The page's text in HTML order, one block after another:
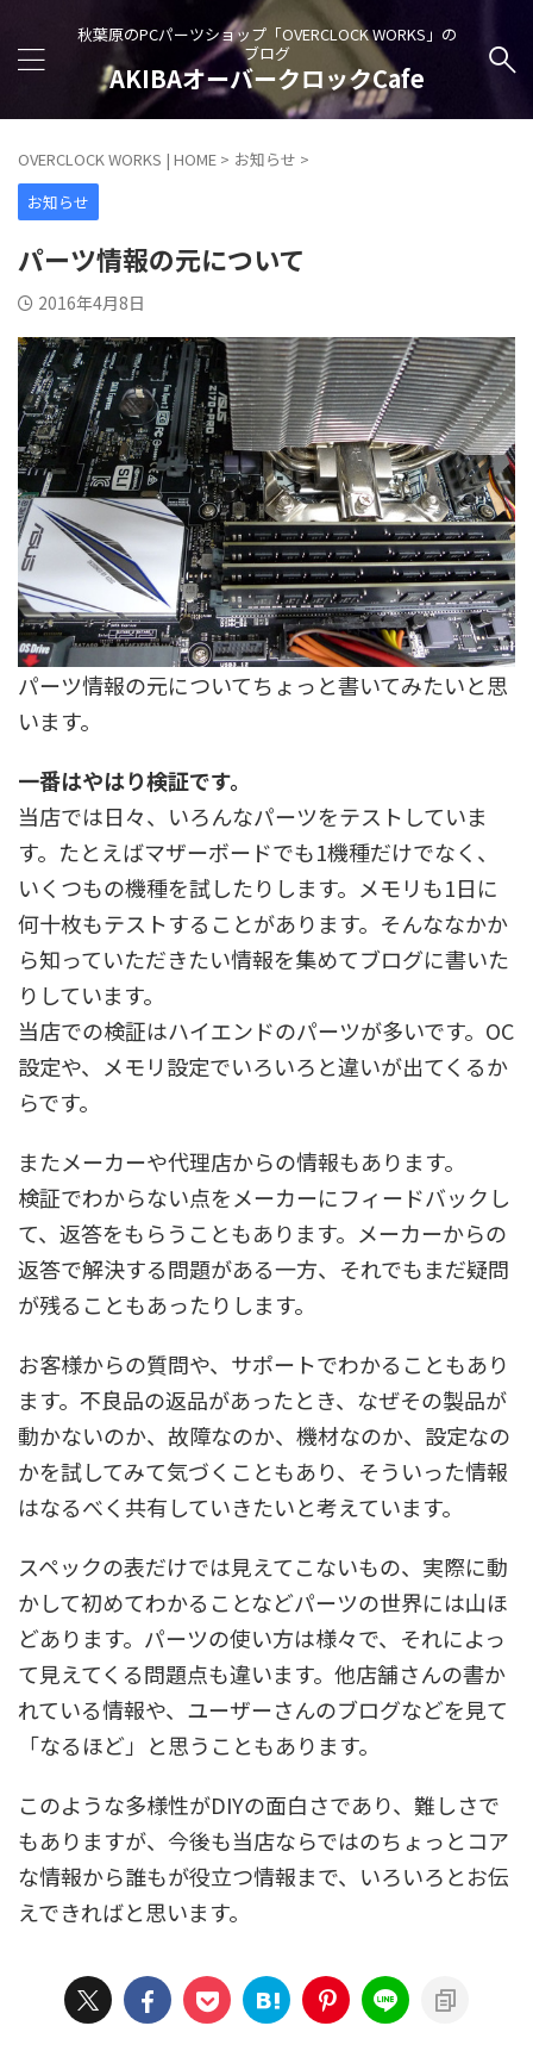
秋葉原のPCパーツショップ「OVERCLOCK WORKS」の
ブログ
AKIBAオーバークロックCafe
OVERCLOCK WORKS | HOME > お知らせ >
お知らせ
パーツ情報の元について
2016年4月8日
パーツ情報の元についてちょっと書いてみたいと思
います。
一番はやはり検証です。
当店では日々、いろんなパーツをテストしていま
す。たとえばマザーボードでも1機種だけでなく、
いくつもの機種を試したりします。メモリも1日に
何十枚もテストすることがあります。そんななかか
ら知っていただきたい情報を集めてブログに書いた
りしています。
当店での検証はハイエンドのパーツが多いです。OC
設定や、メモリ設定でいろいろと違いが出てくるか
らです。
またメーカーや代理店からの情報もあります。
検証でわからない点をメーカーにフィードバックし
て、返答をもらうこともあります。メーカーからの
返答で解決する問題がある一方、それでもまだ疑問
が残ることもあったりします。
お客様からの質問や、サポートでわかることもあり
ます。不良品の返品があったとき、なぜその製品が
動かないのか、故障なのか、機材なのか、設定なの
かを試してみて気づくこともあり、そういった情報
はなるべく共有していきたいと考えています。
スペックの表だけでは見えてこないもの、実際に動
かして初めてわかることなどパーツの世界には山ほ
どあります。パーツの使い方は様々で、それによっ
て見えてくる問題点も違います。他店舗さんの書か
れている情報や、ユーザーさんのブログなどを見て
「なるほど」と思うこともあります。
このような多様性がDIYの面白さであり、難しさで
もありますが、今後も当店ならではのちょっとコア
な情報から誰もが役立つ情報まで、いろいろとお伝
えできればと思います。